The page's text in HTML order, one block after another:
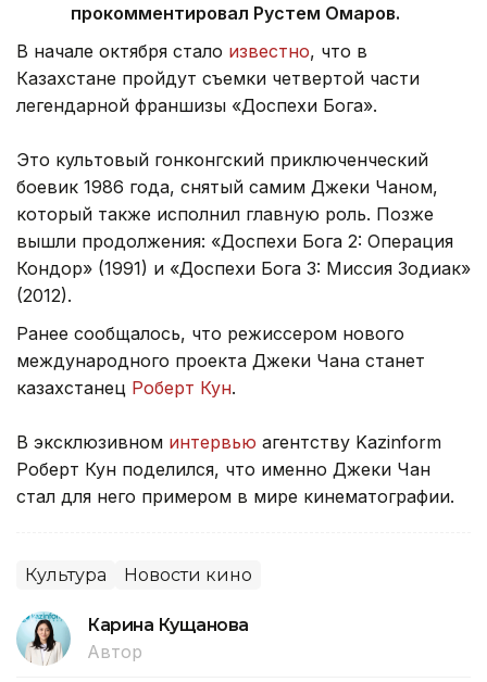
прокомментировал Рустем Омаров.
В начале октября стало известно, что в
Казахстане пройдут съемки четвертой части
легендарной франшизы «Доспехи Бога».
Это культовый гонконгский приключенческий
боевик 1986 года, снятый самим Джеки Чаном,
который также исполнил главную роль. Позже
вышли продолжения: «Доспехи Бога 2: Операция
Кондор» (1991) и «Доспехи Бога 3: Миссия Зодиак»
(2012).
Ранее сообщалось, что режиссером нового
международного проекта Джеки Чана станет
казахстанец Роберт Кун.
В эксклюзивном интервью агентству Kazinform
Роберт Кун поделился, что именно Джеки Чан
стал для него примером в мире кинематографии.
Культура Новости кино
Карина Кущанова
Автор